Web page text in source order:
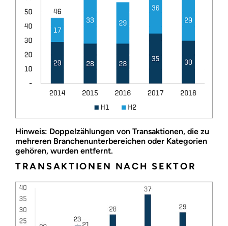
Hinweis: Doppelzählungen von Transaktionen, die zu
mehreren Branchenunterbereichen oder Kategorien
gehören, wurden entfernt.
TRANSAKTIONEN NACH SEKTOR